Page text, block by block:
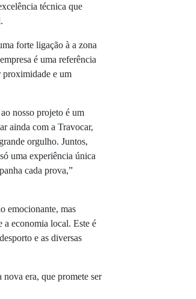
técnica que
forte ligação à a zona
é uma referência
proximidade e um
nosso projeto é um
ainda com a Travocar,
orgulho. Juntos,
uma experiência única
cada prova,”
emocionante, mas
a economia local. Este é
e as diversas
era, que promete ser